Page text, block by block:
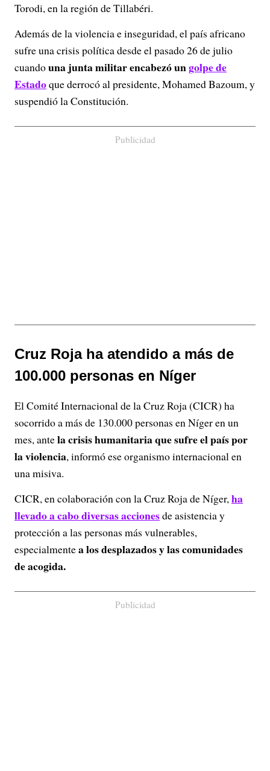
Torodi, en la región de Tillabéri.
Además de la violencia e inseguridad, el país africano
sufre una crisis política desde el pasado 26 de julio
cuandouna junta militar encabezó ungolpe de
Estadoque derrocó al presidente, Mohamed Bazoum, y
suspendió la Constitución.
Publicidad
Cruz Roja ha atendido a más de
100.000 personas en Níger
El Comité Internacional de la Cruz Roja (CICR) ha
socorrido a más de 130.000 personas en Níger en un
mes, antela crisis humanitaria que sufre el país por
la violencia, informó ese organismo internacional en
una misiva.
CICR, en colaboración con la Cruz Roja de Níger,ha
llevado a cabo diversas accionesde asistencia y
protección a las personas más vulnerables,
especialmentea los desplazados y las comunidades
de acogida.
Publicidad